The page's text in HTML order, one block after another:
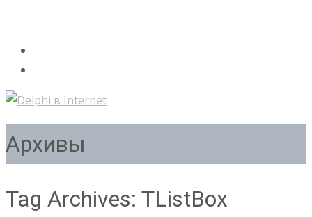
Архивы
Tag Archives: TListBox